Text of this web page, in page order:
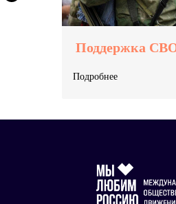
Поддержка
Подробнее